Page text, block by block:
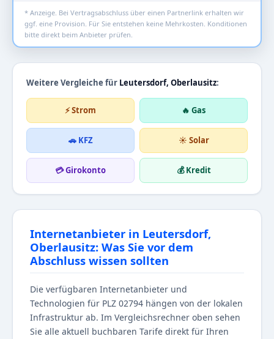
* Anzeige. Bei Vertragsabschluss über einen Partnerlink erhalten wir
ggf. eine Provision. Für Sie entstehen keine Mehrkosten. Konditionen
bitte direkt beim Anbieter prüfen.
Weitere Vergleiche für Leutersdorf, Oberlausitz:
⚡ Strom 🔥 Gas
🚗 KFZ ☀️ Solar
💳 Girokonto 💰 Kredit
Internetanbieter in Leutersdorf,
Oberlausitz: Was Sie vor dem
Abschluss wissen sollten
Die verfügbaren Internetanbieter und
Technologien für PLZ 02794 hängen von der lokalen
Infrastruktur ab. Im Vergleichsrechner oben sehen
Sie alle aktuell buchbaren Tarife direkt für Ihren